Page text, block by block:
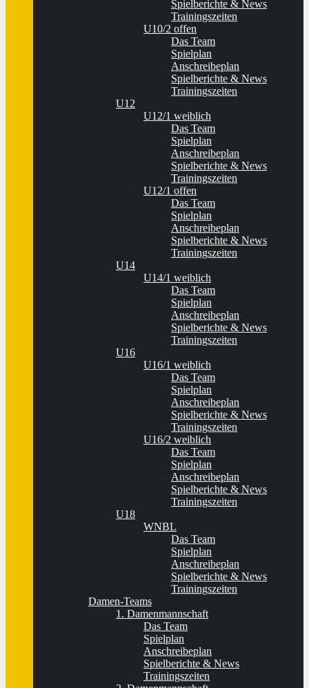
Spielberichte & News
Trainingszeiten
U10/2 offen
Das Team
Spielplan
Anschreibeplan
Spielberichte & News
Trainingszeiten
U12
U12/1 weiblich
Das Team
Spielplan
Anschreibeplan
Spielberichte & News
Trainingszeiten
U12/1 offen
Das Team
Spielplan
Anschreibeplan
Spielberichte & News
Trainingszeiten
U14
U14/1 weiblich
Das Team
Spielplan
Anschreibeplan
Spielberichte & News
Trainingszeiten
U16
U16/1 weiblich
Das Team
Spielplan
Anschreibeplan
Spielberichte & News
Trainingszeiten
U16/2 weiblich
Das Team
Spielplan
Anschreibeplan
Spielberichte & News
Trainingszeiten
U18
WNBL
Das Team
Spielplan
Anschreibeplan
Spielberichte & News
Trainingszeiten
Damen-Teams
1. Damenmannschaft
Das Team
Spielplan
Anschreibeplan
Spielberichte & News
Trainingszeiten